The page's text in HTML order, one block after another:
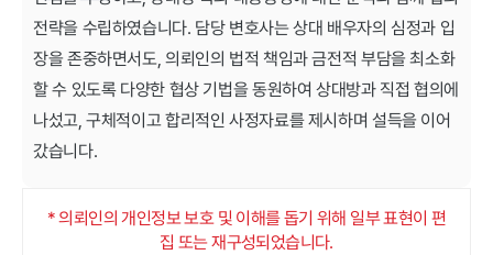
전략을 수립하였습니다. 담당 변호사는 상대 배우자의 심정과 입
장을 존중하면서도, 의뢰인의 법적 책임과 금전적 부담을 최소화
할 수 있도록 다양한 협상 기법을 동원하여 상대방과 직접 협의에
나섰고, 구체적이고 합리적인 사정자료를 제시하며 설득을 이어
갔습니다.
* 의뢰인의 개인정보 보호 및 이해를 돕기 위해 일부 표현이 편
집 또는 재구성되었습니다.